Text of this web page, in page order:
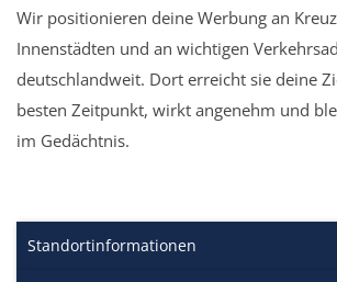
Wir positionieren deine Werbung an
Innenstädten und an wichtigen
deutschlandweit. Dort erreicht sie deine
besten Zeitpunkt, wirkt angenehm und
im Gedächtnis.
Standortinformationen